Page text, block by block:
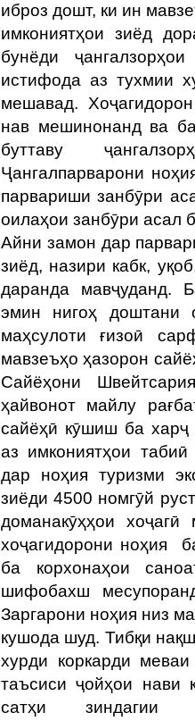
иброз дошт, ки ин
имкониятҳои зиёд
бунёди
истифода аз тухмии
мешавад.
нав мешинонанд ва
буттаву
Ҷангалпарварони
парвариши занбӯри
оилаҳои занбӯри асал
Айни замон дар
зиёд, назири кабк,
даранда мавҷуданд.
эмин нигоҳ
маҳсулоти ғизоӣ
мавзеъҳо ҳазорон
Сайёҳони
ҳайвонот майлу
сайёҳӣ кӯшиш ба
аз имкониятҳои
дар ноҳия туризми
зиёди 4500 номгӯй
доманакӯҳҳои
хоҷагидорони ноҳия
ба корхонаҳои
шифобахш
Заргарони ноҳия низ
кушода шуд. Тибқи
хурди коркарди
таъсиси ҷойҳои
сатҳи зиндагии